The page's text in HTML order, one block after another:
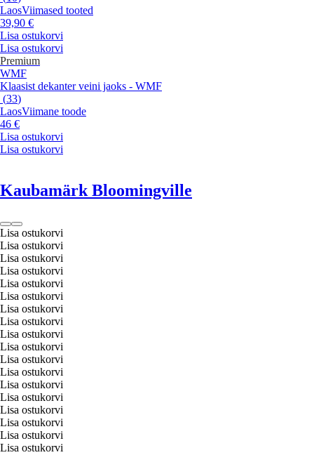
LaosViimased tooted
39,90 €
Lisa ostukorvi
Lisa ostukorvi
Premium
WMF
Klaasist dekanter veini jaoks - WMF
(33)
LaosViimane toode
46 €
Lisa ostukorvi
Lisa ostukorvi
Kaubamärk Bloomingville
Lisa ostukorvi
Lisa ostukorvi
Lisa ostukorvi
Lisa ostukorvi
Lisa ostukorvi
Lisa ostukorvi
Lisa ostukorvi
Lisa ostukorvi
Lisa ostukorvi
Lisa ostukorvi
Lisa ostukorvi
Lisa ostukorvi
Lisa ostukorvi
Lisa ostukorvi
Lisa ostukorvi
Lisa ostukorvi
Lisa ostukorvi
Lisa ostukorvi